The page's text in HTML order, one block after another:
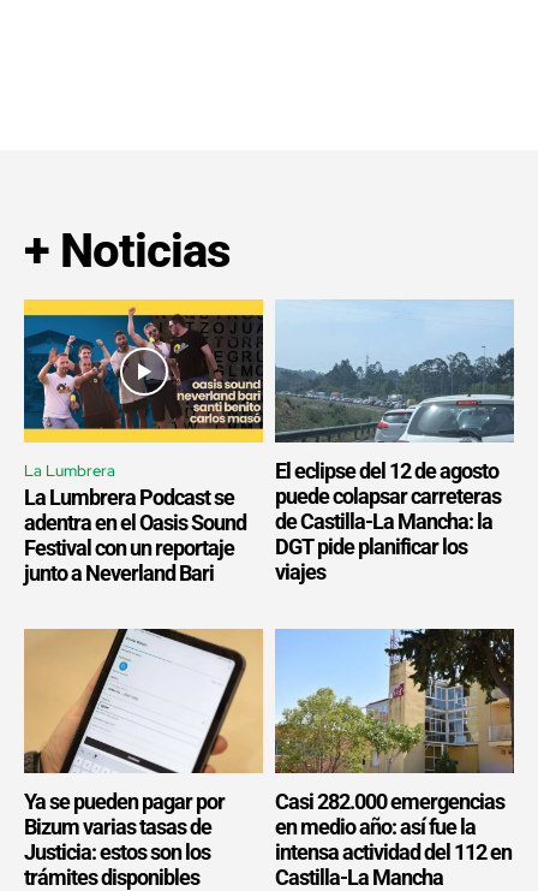
+ Noticias
La Lumbrera
La Lumbrera Podcast se
adentra en el Oasis Sound
Festival con un reportaje
junto a Neverland Bari
El eclipse del 12 de agosto
puede colapsar carreteras
de Castilla-La Mancha: la
DGT pide planificar los
viajes
Ya se pueden pagar por
Bizum varias tasas de
Justicia: estos son los
trámites disponibles
Casi 282.000 emergencias
en medio año: así fue la
intensa actividad del 112 en
Castilla-La Mancha